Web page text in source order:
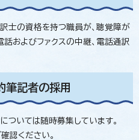
士の資格を持つ職員が、聴覚障が
およびファクスの中継、電話通訳
筆記者の採用
ついては随時募集しています。
認ください。